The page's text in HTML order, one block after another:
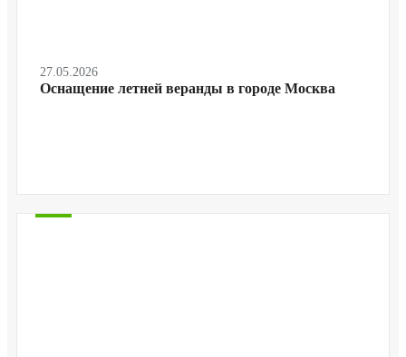
27.05.2026
Оснащение летней веранды в городе Москва